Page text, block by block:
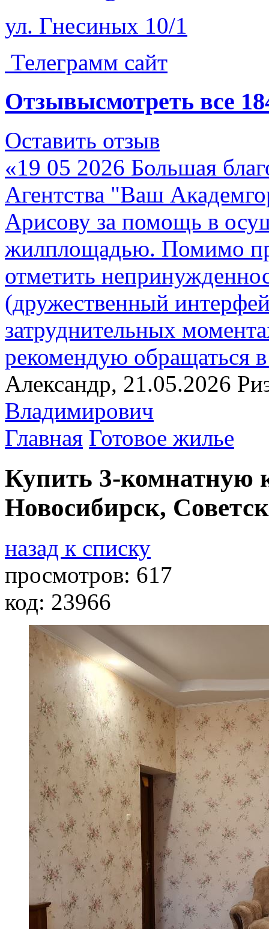
ул. Гнесиных 10/1
Телеграмм сайт
Отзывысмотреть все
Оставить отзыв
«19 05 2026 Большая
Агентства "Ваш
Арисову за помощь в
жилплощадью. Помимо
отметить
(дружественный
затруднительных
рекомендую обращаться
Александр, 21.05.2026
Владимирович
Главная Готовое жилье
Купить 3-комнатную
Новосибирск,
назад к списку
просмотров: 617
код: 23966